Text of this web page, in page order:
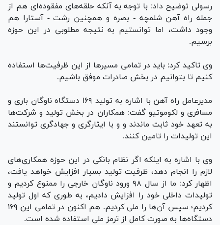
رسولی توضیح داد: با توجه به آنکه حلقه‌های مفقوده‌ای هم از
جمله راه آهن شلمچه - بصره و همچنین رشت - آستارا هم
وجود داشت، اما توانستیم به نتیجه مطلوبی در این حوزه
برسیم.
وی تاکید کرد: باید در تمامی مسیر‌ها از این ظرفیت‌ها استفاده
کنیم تا بتوانیم در بخش صادرات موفق باشیم.
مدیرعامل راه آهن با اشاره به تولید ۱۶۹ دستگاه ناوگان باری و
مسافری و لکوموتیو گفت: همکاران در بخش تولید و شرکت‌ها
به تعهد خود ثابت ماندند و و با ایثارگری و جهادگری توانستند
این تولیدات را تامین کنند.
وی با اشاره به اینکه اگر نظام بانکی در این حوزه همکاری‌های
لازم را انجام دهد، ظرفیت تولید بسیار افزایش خواهد یافت،
اظهار کرد: ما از سال ۹۸ ورود ناوگان خارجی را ممنوع کردیم و
تولیدات داخلی خود را افزایش دادیم، به طوری که اول تولید
کردیم؛ سپس آن‌ها را ملی کردیم. هم اکنون در تمامی این ۱۶۹
دستگاه‌ها به صورت کامل از ترمز ملی استفاده شده است.